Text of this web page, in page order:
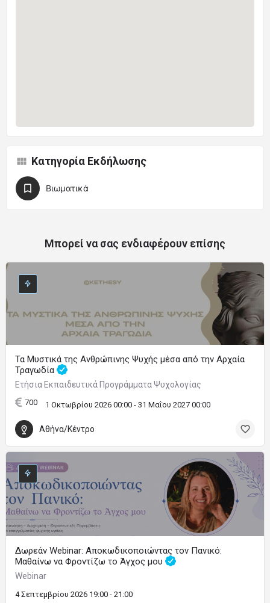
Κατηγορία Εκδήλωσης
Βιωματικά
Μπορεί να σας ενδιαφέρουν επίσης
Τα Μυστικά της Ανθρώπινης Ψυχής μέσα από την Αρχαία
Τραγωδία
Ετήσια Εκπαιδευτικά Προγράμματα Ψυχολογίας
700 1 Οκτωβρίου 2026 00:00 - 31 Μαΐου 2027 00:00
Αθήνα/Κέντρο
Δωρεάν Webinar: Αποκωδικοποιώντας τον Πανικό:
Μαθαίνω να Φροντίζω το Άγχος μου
Webinar
4 Σεπτεμβρίου 2026 19:00 - 21:00